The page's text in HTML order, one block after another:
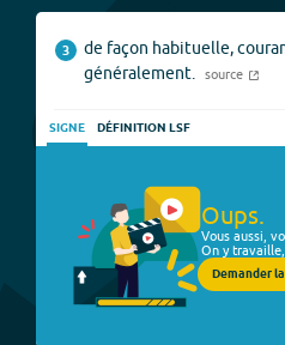
3
de façon habituelle,
généralement.
source
SIGNE DÉFINITION LSF
Oups.
Vous aussi,
On y travaille,
Demander